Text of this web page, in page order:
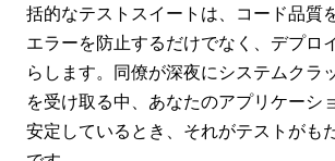
括的なテストスイートは、コード品質
エラーを防止するだけでなく、デプロ
らします。同僚が深夜にシステムクラ
を受け取る中、あなたのアプリケーシ
安定しているとき、それがテストがも